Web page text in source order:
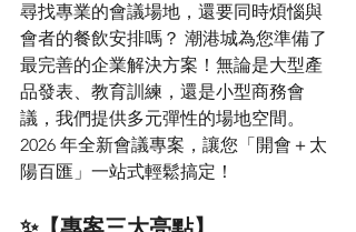
尋找專業的會議場地，還要同時煩惱與
會者的餐飲安排嗎？ 潮港城為您準備了
最完善的企業解決方案！無論是大型產
品發表、教育訓練，還是小型商務會
議，我們提供多元彈性的場地空間。
2026 年全新會議專案，讓您「開會＋太
陽百匯」一站式輕鬆搞定！